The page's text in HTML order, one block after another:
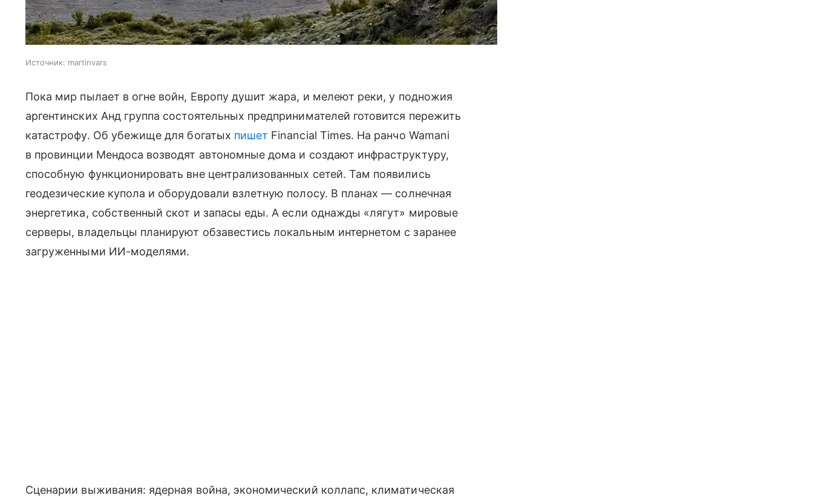
Источник: martinvars
Пока мир пылает в огне войн, Европу душит жара, и мелеют реки, у подножия
аргентинских Анд группа состоятельных предпринимателей готовится пережить
катастрофу. Об убежище для богатых пишет Financial Times. На ранчо Wamani
в провинции Мендоса возводят автономные дома и создают инфраструктуру,
способную функционировать вне централизованных сетей. Там появились
геодезические купола и оборудовали взлетную полосу. В планах — солнечная
энергетика, собственный скот и запасы еды. А если однажды «лягут» мировые
серверы, владельцы планируют обзавестись локальным интернетом с заранее
загруженными ИИ-моделями.
Сценарии выживания: ядерная война, экономический коллапс, климатическая